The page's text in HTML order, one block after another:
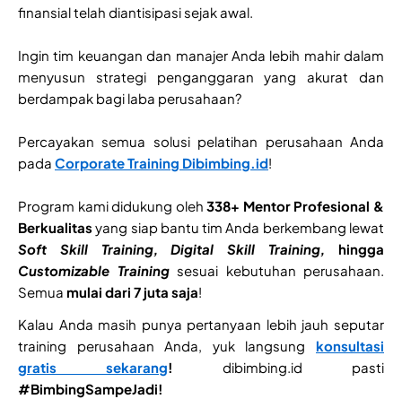
finansial telah diantisipasi sejak awal.
Ingin tim keuangan dan manajer Anda lebih mahir dalam
menyusun strategi penganggaran yang akurat dan
berdampak bagi laba perusahaan?
Percayakan semua solusi pelatihan perusahaan Anda
pada Corporate Training Dibimbing.id!
Program kami didukung oleh338+ Mentor Profesional &
Berkualitas yang siap bantu tim Anda berkembang lewat
Soft Skill Training, Digital Skill Training, hingga
Customizable Trainingsesuai kebutuhan perusahaan.
Semua mulai dari 7 juta saja!
Kalau Anda masih punya pertanyaan lebih jauh seputar
training perusahaan Anda, yuk langsung konsultasi
gratis sekarang!
dibimbing.id pasti
#BimbingSampeJadi!